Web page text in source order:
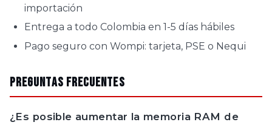
importación
Entrega a todo Colombia en 1-5 días hábiles
Pago seguro con Wompi: tarjeta, PSE o Nequi
Preguntas Frecuentes
¿Es posible aumentar la memoria RAM de